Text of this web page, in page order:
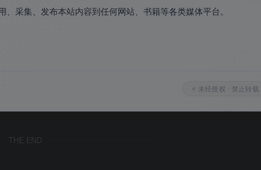
Edge 预览版本，每个版本都经过充分测试。
采集、发布本站内容到任何网站、书籍等各类媒体平台。
⚡ 未经授权 · 禁止转载
THE END